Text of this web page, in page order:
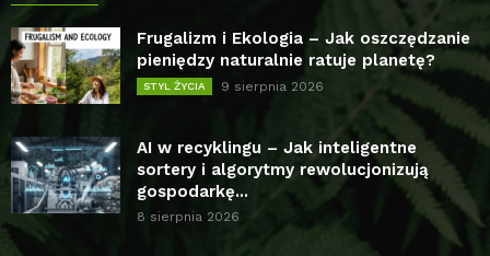
Frugalizm i Ekologia – Jak oszczędzanie
pieniędzy naturalnie ratuje planetę?
STYL ŻYCIA 9 sierpnia 2026
AI w recyklingu – Jak inteligentne
sortery i algorytmy rewolucjonizują
gospodarkę...
8 sierpnia 2026